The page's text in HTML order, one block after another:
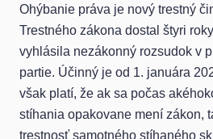
Ohýbanie práva je nový trestný
Trestného zákona dostal štyri
vyhlásila nezákonný rozsudok v
partie. Účinný je od 1. januára
však platí, že ak sa počas
stíhania opakovane mení zákon,
trestnosť samotného stíhaného